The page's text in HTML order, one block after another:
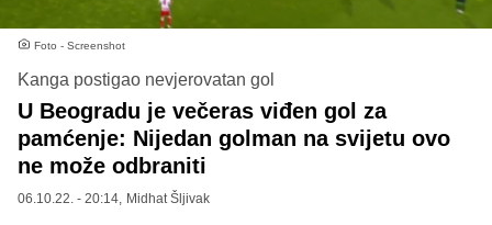
Foto - Screenshot
Kanga postigao nevjerovatan gol
U Beogradu je večeras viđen gol za
pamćenje: Nijedan golman na svijetu ovo
ne može odbraniti
06.10.22. - 20:14, Midhat Šljivak